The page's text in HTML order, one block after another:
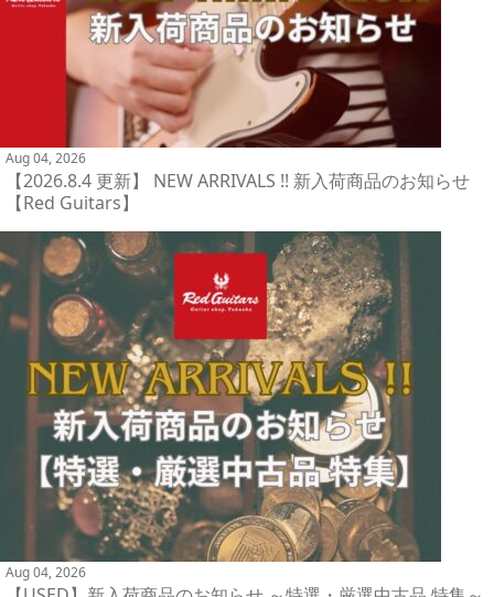
Aug 04, 2026
【2026.8.4 更新】 NEW ARRIVALS !! 新入荷商品のお知らせ
【Red Guitars】
Aug 04, 2026